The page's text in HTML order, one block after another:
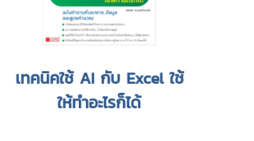
เทคนิคใช้ AI กับ Excel ใช้
ให้ทำอะไรก็ได้